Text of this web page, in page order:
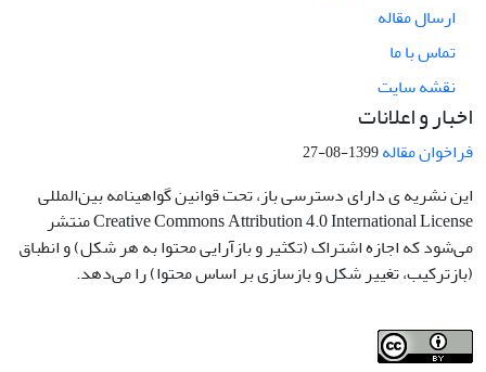
ارسال مقاله
تماس با ما
نقشه سایت
اخبار و اعلانات
فراخوان مقاله1399-08-27
این نشریه ی دارای دسترسی باز، تحت قوانین گواهینامه بین‌المللی
Creative Commons Attribution 4.0 International License منتشر
می‌شود که اجازه اشتراک (تکثیر و بازآرایی محتوا به هر شکل) و انطباق
(بازترکیب، تغییر شکل و بازسازی بر اساس محتوا) را می‌دهد.